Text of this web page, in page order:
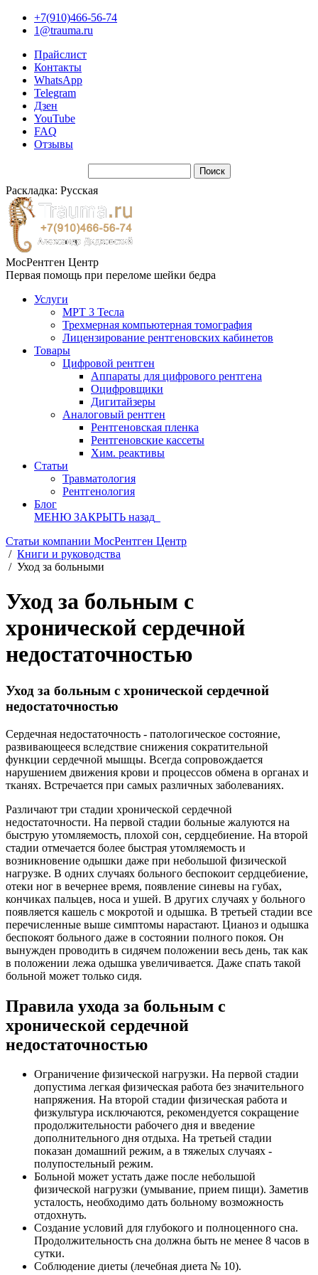
+7(910)466-56-74
1@trauma.ru
Прайслист
Контакты
WhatsApp
Telegram
Дзен
YouTube
FAQ
Отзывы
Раскладка: Русская
МосРентген Центр
Первая помощь при переломе шейки бедра
Услуги
МРТ 3 Тесла
Трехмерная компьютерная томография
Лицензирование рентгеновских кабинетов
Товары
Цифровой рентген
Аппараты для цифрового рентгена
Оцифровщики
Дигитайзеры
Аналоговый рентген
Рентгеновская пленка
Рентгеновские кассеты
Хим. реактивы
Статьи
Травматология
Рентгенология
Блог
МЕНЮ ЗАКРЫТЬ назад
Статьи компании МосРентген Центр
/ Книги и руководства
/ Уход за больными
Уход за больным с
хронической сердечной
недостаточностью
Уход за больным с хронической сердечной
недостаточностью
Сердечная недостаточность - патологическое состояние,
развивающееся вследствие снижения сократительной
функции сердечной мышцы. Всегда сопровождается
нарушением движения крови и процессов обмена в органах и
тканях. Встречается при самых различных заболеваниях.
Различают три стадии хронической сердечной
недостаточности. На первой стадии больные жалуются на
быструю утомляемость, плохой сон, сердцебиение. На второй
стадии отмечается более быстрая утомляемость и
возникновение одышки даже при небольшой физической
нагрузке. В одних случаях больного беспокоит сердцебиение,
отеки ног в вечернее время, появление синевы на губах,
кончиках пальцев, носа и ушей. В других случаях у больного
появляется кашель с мокротой и одышка. В третьей стадии все
перечисленные выше симптомы нарастают. Цианоз и одышка
беспокоят больного даже в состоянии полного покоя. Он
вынужден проводить в сидячем положении весь день, так как
в положении лежа одышка увеличивается. Даже спать такой
больной может только сидя.
Правила ухода за больным с
хронической сердечной
недостаточностью
Ограничение физической нагрузки. На первой стадии
допустима легкая физическая работа без значительного
напряжения. На второй стадии физическая работа и
физкультура исключаются, рекомендуется сокращение
продолжительности рабочего дня и введение
дополнительного дня отдыха. На третьей стадии
показан домашний режим, а в тяжелых случаях -
полупостельный режим.
Больной может устать даже после небольшой
физической нагрузки (умывание, прием пищи). Заметив
усталость, необходимо дать больному возможность
отдохнуть.
Создание условий для глубокого и полноценного сна.
Продолжительность сна должна быть не менее 8 часов в
сутки.
Соблюдение диеты (лечебная диета № 10).